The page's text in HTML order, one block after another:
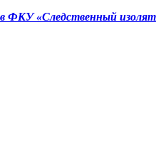
ФКУ «Следственный